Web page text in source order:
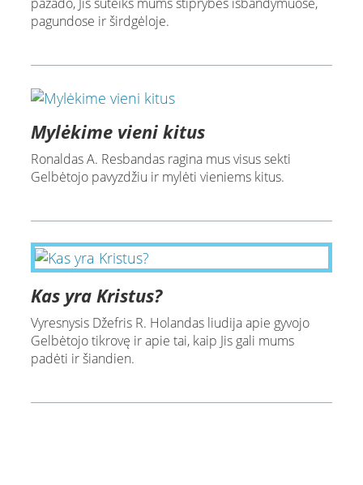
pagundose ir širdgėloje.
Mylėkime vieni kitus
Ronaldas A. Resbandas ragina mus visus sekti
Gelbėtojo pavyzdžiu ir mylėti vieniems kitus.
Kas yra Kristus?
Vyresnysis Džefris R. Holandas liudija apie gyvojo
Gelbėtojo tikrovę ir apie tai, kaip Jis gali mums
padėti ir šiandien.